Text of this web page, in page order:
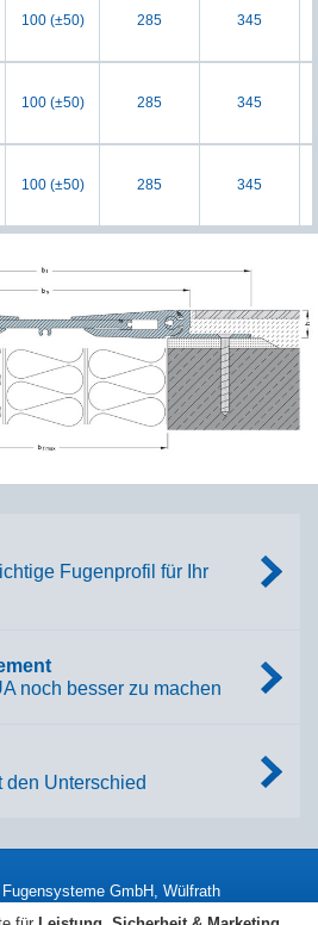
100 (±50) 285 345
100 (±50) 285 345
100 (±50) 285 345
Fugenprofil für Ihr
noch besser zu machen
den Unterschied
GmbH, Wülfrath